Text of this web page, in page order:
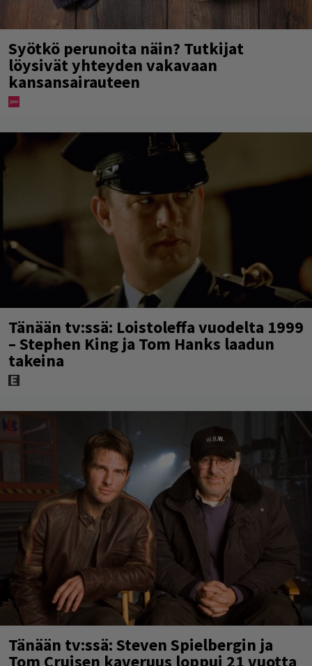
Syötkö perunoita näin? Tutkijat
löysivät yhteyden vakavaan
kansansairauteen
Tänään tv:ssä: Loistoleffa vuodelta 1999
– Stephen King ja Tom Hanks laadun
takeina
Tänään tv:ssä: Steven Spielbergin ja
Tom Cruisen kaveruus loppui 21 vuotta